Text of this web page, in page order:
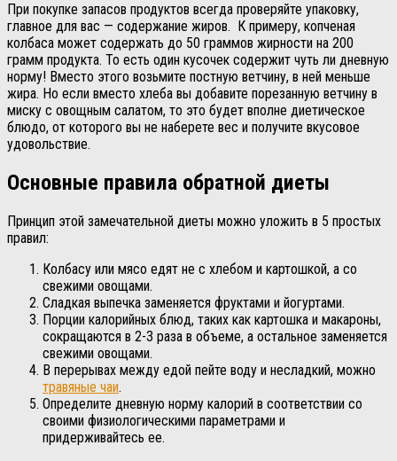
При покупке запасов продуктов всегда проверяйте упаковку,
главное для вас — содержание жиров. К примеру, копченая
колбаса может содержать до 50 граммов жирности на 200
грамм продукта. То есть один кусочек содержит чуть ли дневную
норму! Вместо этого возьмите постную ветчину, в ней меньше
жира. Но если вместо хлеба вы добавите порезанную ветчину в
миску с овощным салатом, то это будет вполне диетическое
блюдо, от которого вы не наберете вес и получите вкусовое
удовольствие.
Основные правила обратной диеты
Принцип этой замечательной диеты можно уложить в 5 простых
правил:
Колбасу или мясо едят не с хлебом и картошкой, а со
свежими овощами.
Сладкая выпечка заменяется фруктами и йогуртами.
Порции калорийных блюд, таких как картошка и макароны,
сокращаются в 2-3 раза в объеме, а остальное заменяется
свежими овощами.
В перерывах между едой пейте воду и несладкий, можно
травяные чаи.
Определите дневную норму калорий в соответствии со
своими физиологическими параметрами и
придерживайтесь ее.